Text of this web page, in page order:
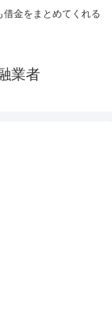
金をまとめてくれる
業者